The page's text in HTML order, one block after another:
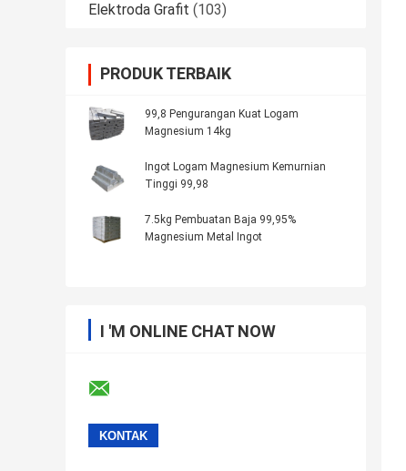
Elektroda Grafit (103)
PRODUK TERBAIK
99,8 Pengurangan Kuat Logam
Magnesium 14kg
Ingot Logam Magnesium Kemurnian
Tinggi 99,98
7.5kg Pembuatan Baja 99,95%
Magnesium Metal Ingot
I 'M ONLINE CHAT NOW